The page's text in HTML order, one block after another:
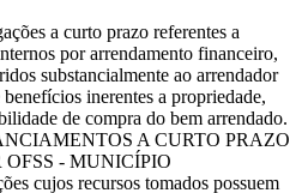
a curto prazo referentes a
por arrendamento financeiro,
substancialmente ao arrendador
inerentes a propriedade,
de compra do bem arrendado.
A CURTO PRAZO
- MUNICÍPIO
cujos recursos tomados possuem